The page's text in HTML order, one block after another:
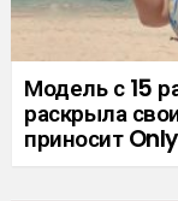
Модель с 15
раскрыла
приносит